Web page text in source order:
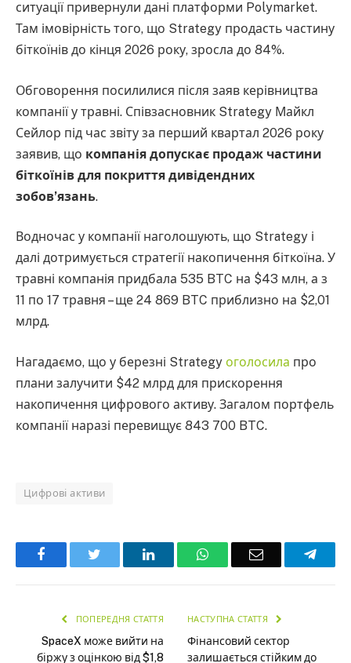
ситуації привернули дані платформи Polymarket.
Там імовірність того, що Strategy продасть частину
біткоїнів до кінця 2026 року, зросла до 84%.
Обговорення посилилися після заяв керівництва
компанії у травні. Співзасновник Strategy Майкл
Сейлор під час звіту за перший квартал 2026 року
заявив, що компанія допускає продаж частини
біткоїнів для покриття дивідендних
зобов’язань.
Водночас у компанії наголошують, що Strategy і
далі дотримується стратегії накопичення біткоїна. У
травні компанія придбала 535 BTC на $43 млн, а з
11 по 17 травня – ще 24 869 BTC приблизно на $2,01
млрд.
Нагадаємо, що у березні Strategy оголосила про
плани залучити $42 млрд для прискорення
накопичення цифрового активу. Загалом портфель
компанії наразі перевищує 843 700 BTC.
Цифрові активи
Facebook LinkedInWhatsAppEmail
ПОПЕРЕДНЯ СТАТТЯ
SpaceX може вийти на
біржу з оцінкою від $1,8
НАСТУПНА СТАТТЯ
Фінансовий сектор
залишається стійким до